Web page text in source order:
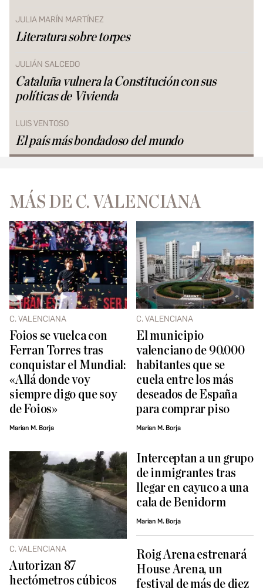
JULIA MARÍN MARTÍNEZ
Literatura sobre torpes
JULIÁN SALCEDO
Cataluña vulnera la Constitución con sus
políticas de Vivienda
LUIS VENTOSO
El país más bondadoso del mundo
MÁS DE C. VALENCIANA
C. VALENCIANA
Foios se vuelca con
Ferran Torres tras
conquistar el Mundial:
«Allá donde voy
siempre digo que soy
de Foios»
Marian M. Borja
C. VALENCIANA
El municipio
valenciano de 90.000
habitantes que se
cuela entre los más
deseados de España
para comprar piso
Marian M. Borja
C. VALENCIANA
Autorizan 87
hectómetros cúbicos
Interceptan a un grupo
de inmigrantes tras
llegar en cayuco a una
cala de Benidorm
Marian M. Borja
Roig Arena estrenará
House Arena, un
festival de más de diez